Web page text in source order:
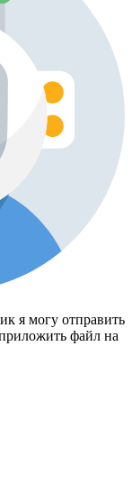
я могу отправить
файл на